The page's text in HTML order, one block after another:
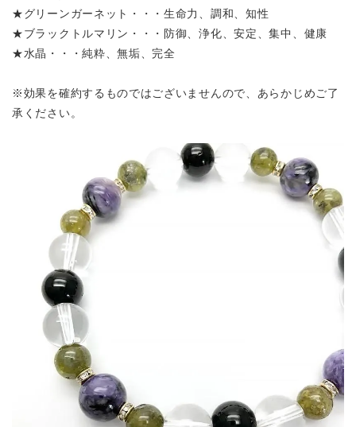
★グリーンガーネット・・・生命力、調和、知性
★ブラックトルマリン・・・防御、浄化、安定、集中、健康
★水晶・・・純粋、無垢、完全
※効果を確約するものではございませんので、あらかじめご了
承ください。